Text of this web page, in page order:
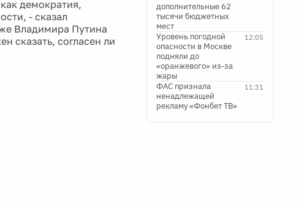
демократия,
- сказал
Владимира Путина
сказать, согласен ли
дополнительные 62
тысячи бюджетных
мест
12:05
Уровень погодной
опасности в Москве
подняли до
«оранжевого» из-за
жары
11:31
ФАС признала
ненадлежащей
рекламу «Фонбет ТВ»